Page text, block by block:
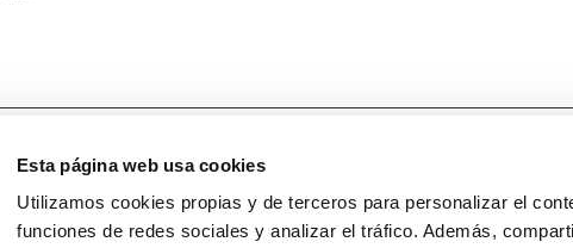
Esta página web usa cookies
Utilizamos cookies propias y de terceros para personalizar el
funciones de redes sociales y analizar el tráfico. Además,
He leido y acepto la